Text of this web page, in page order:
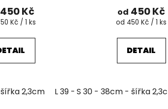
450 Kč
Kč / 1 ks
2,3cm L 39 - 51cm - šířka 3,2cm
od 450 Kč
Měrná
od 450 Kč / 1 ks
DETAIL
S 30 - 38cm - šířka